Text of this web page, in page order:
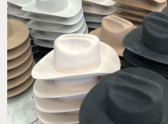
VISITA UNA